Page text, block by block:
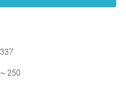
337
~ 250